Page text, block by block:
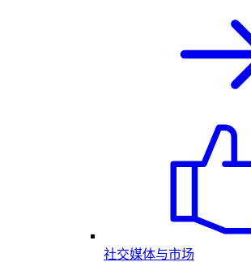
社交媒体与市场